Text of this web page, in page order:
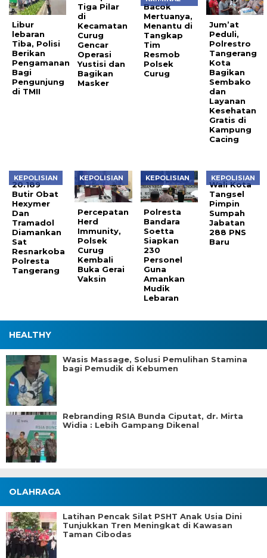
Libur
lebaran
Tiba, Polisi
Berikan
Pengamanan
Bagi
Pengunjung
di TMII
Tiga Pilar
di
Kecamatan
Curug
Gencar
Operasi
Yustisi dan
Bagikan
Masker
Bacok
Mertuanya,
Menantu di
Tangkap
Tim
Resmob
Polsek
Curug
Jum’at
Peduli,
Polrestro
Tangerang
Kota
Bagikan
Sembako
dan
Layanan
Kesehatan
Gratis di
Kampung
Cacing
KEPOLISIAN
20.189
Butir Obat
Hexymer
Dan
Tramadol
Diamankan
Sat
Resnarkoba
Polresta
Tangerang
KEPOLISIAN
Percepatan
Herd
Immunity,
Polsek
Curug
Kembali
Buka Gerai
Vaksin
KEPOLISIAN
Polresta
Bandara
Soetta
Siapkan
230
Personel
Guna
Amankan
Mudik
Lebaran
KEPOLISIAN
Wali Kota
Tangsel
Pimpin
Sumpah
Jabatan
288 PNS
Baru
HEALTHY
Wasis Massage, Solusi Pemulihan Stamina
bagi Pemudik di Kebumen
Rebranding RSIA Bunda Ciputat, dr. Mirta
Widia : Lebih Gampang Dikenal
OLAHRAGA
Latihan Pencak Silat PSHT Anak Usia Dini
Tunjukkan Tren Meningkat di Kawasan
Taman Cibodas